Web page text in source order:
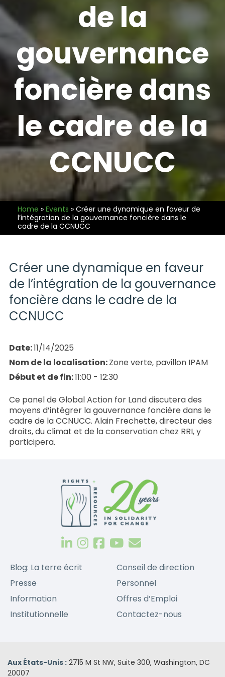
de la
gouvernance
foncière dans
le cadre de la
CCNUCC
Home » Events » Créer une dynamique en faveur de
l’intégration de la gouvernance foncière dans le
cadre de la CCNUCC
Créer une dynamique en faveur
de l’intégration de la gouvernance
foncière dans le cadre de la
CCNUCC
Date:11/14/2025
Nom de la localisation:Zone verte, pavillon IPAM
Début et de fin:11:00 - 12:30
Ce panel de Global Action for Land discutera des
moyens d’intégrer la gouvernance foncière dans le
cadre de la CCNUCC. Alain Frechette, directeur des
droits, du climat et de la conservation chez RRI, y
participera.
Blog: La terre écrit
Presse
Information
Institutionnelle
Conseil de direction
Personnel
Offres d’Emploi
Contactez-nous
Aux États-Unis : 2715 M St NW, Suite 300, Washington, DC
20007